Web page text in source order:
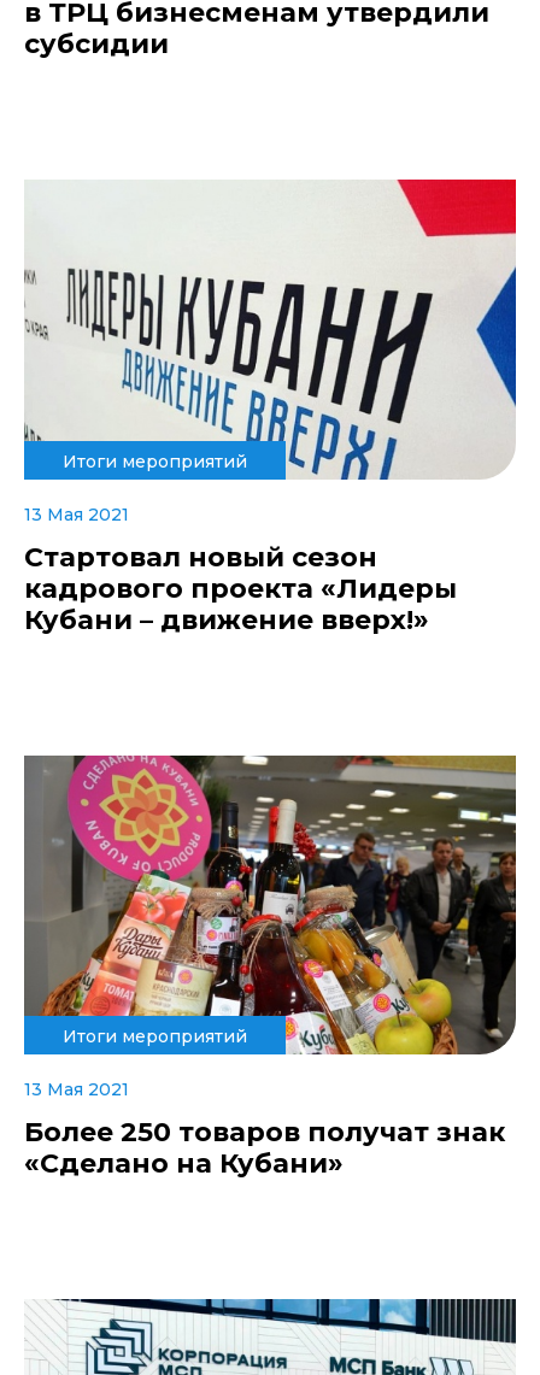
в ТРЦ бизнесменам утвердили
субсидии
Итоги мероприятий
13 Мая 2021
Стартовал новый сезон
кадрового проекта «Лидеры
Кубани – движение вверх!»
Итоги мероприятий
13 Мая 2021
Более 250 товаров получат знак
«Сделано на Кубани»